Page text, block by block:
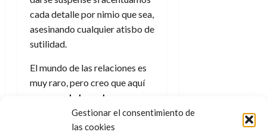
Gestionar el consentimiento de
las cookies
cada detalle por nimio que sea,
asesinando cualquier atisbo de
sutilidad.
El mundo de las relaciones es
muy raro, pero creo que aquí
se roza el absurdo con ese
enamoramiento tan
que tiene el